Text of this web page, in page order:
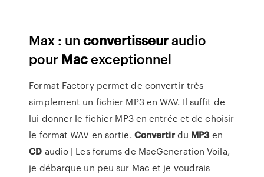
Max : unconvertisseuraudio
pour Macexceptionnel
Format Factory permet de convertir très
simplement un fichier MP3 en WAV. Il suffit de
lui donner le fichier MP3 en entrée et de choisir
le format WAV en sortie. Convertirdu MP3en
CD audio | Les forums de MacGeneration Voila,
je débarque un peu sur Mac et je voudrais